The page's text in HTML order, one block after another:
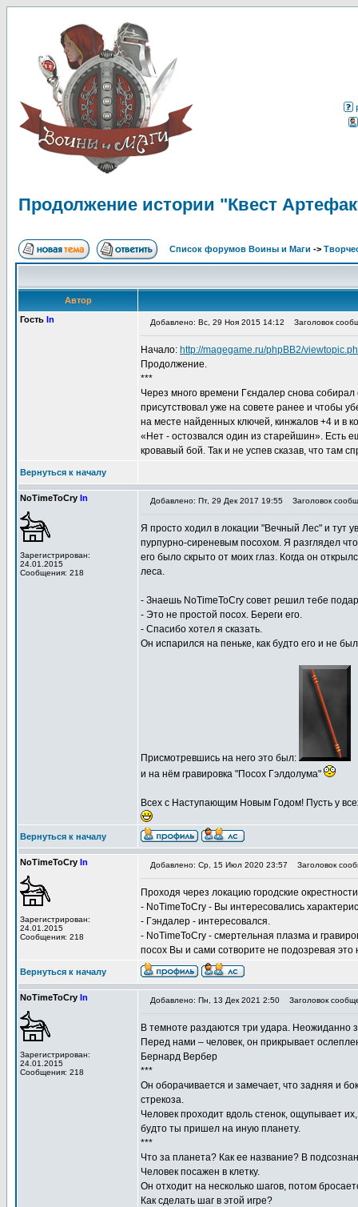
Продолжение истории "Квест
Список форумов Воины и Маги ->
Автор
Гость In Добавлено: Вс, 29 Ноя 2015 14:12 Заголовок
Начало: http://magegame.ru/phpBB2/
Продолжение.
***
Через много времени Гєндалер снова
присутствовал уже на совете ранее и чтобы
на месте найденных ключей, кинжалов +4 и в
«Нет - остозвался один из старейшин». Есть
кровавый бой. Так и не успев сказав, что там
Вернуться к началу
NoTimeToCry In
Зарегистрирован:
24.01.2015
Сообщения: 218
Добавлено: Пт, 29 Дек 2017 19:55 Заголовок
Я просто ходил в локации "Вечный Лес" и тут
пурпурно-сиреневым посохом. Я разглядел
его было скрыто от моих глаз. Когда он
леса.
- Знаешь NoTimeToCry совет решил тебе
- Это не простой посох. Береги его.
- Спасибо хотел я сказать.
Он испарился на пеньке, как будто его и не
Присмотревшись на него это был:
и на нём гравировка "Посох Гэлдолума"
Всех с Наступающим Новым Годом! Пусть у
Вернуться к началу
NoTimeToCry In
Зарегистрирован:
24.01.2015
Сообщения: 218
Добавлено: Ср, 15 Июл 2020 23:57 Заголовок
Проходя через локацию городские
- NoTimeToCry - Вы интересовались
- Гэндалер - интересовался.
- NoTimeToCry - смертельная плазма и
посох Вы и сами сотворите не подозревая это
Вернуться к началу
NoTimeToCry In
Зарегистрирован:
24.01.2015
Сообщения: 218
Добавлено: Пн, 13 Дек 2021 2:50 Заголовок
В темноте раздаются три удара. Неожиданно
Перед нами – человек, он прикрывает
Бернард Вербер
***
Он оборачивается и замечает, что задняя и
стрекоза.
Человек проходит вдоль стенок, ощупывает
будто ты пришел на иную планету.
***
Что за планета? Как ее название? В
Человек посажен в клетку.
Он отходит на несколько шагов, потом
Как сделать шаг в этой игре?